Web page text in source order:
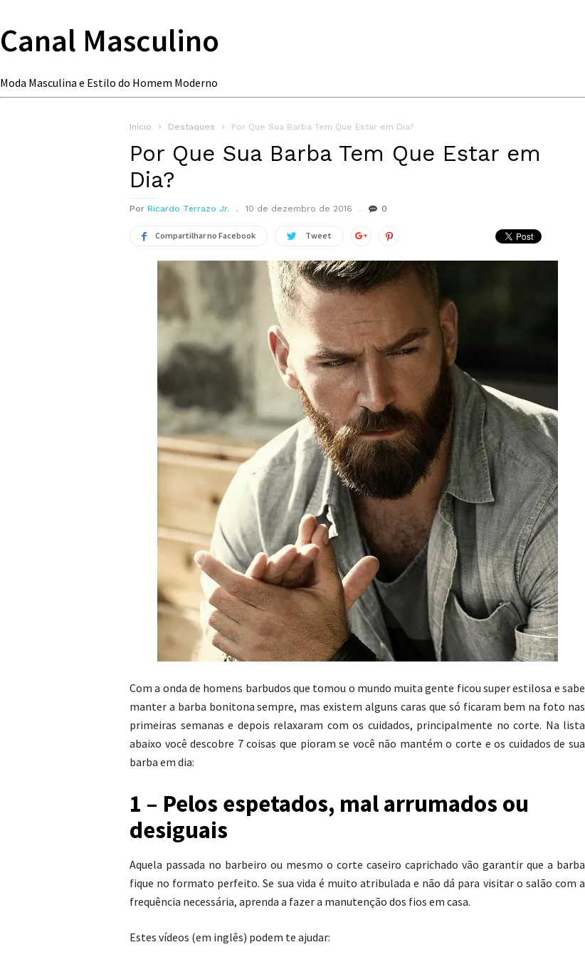
Canal Masculino
Moda Masculina e Estilo do Homem Moderno
Início Destaques Por Que Sua Barba Tem Que Estar em Dia?
Por Que Sua Barba Tem Que Estar em
Dia?
Por Ricardo Terrazo Jr. 10 de dezembro de 2016 0
Compartilhar no Facebook Tweet
Com a onda de homens barbudos que tomou o mundo muita gente ficou super estilosa e sabe
manter a barba bonitona sempre, mas existem alguns caras que só ficaram bem na foto nas
primeiras semanas e depois relaxaram com os cuidados, principalmente no corte. Na lista
abaixo você descobre 7 coisas que pioram se você não mantém o corte e os cuidados de sua
barba em dia:
1 – Pelos espetados, mal arrumados ou
desiguais
Aquela passada no barbeiro ou mesmo o corte caseiro caprichado vão garantir que a barba
fique no formato perfeito. Se sua vida é muito atribulada e não dá para visitar o salão com a
frequência necessária, aprenda a fazer a manutenção dos fios em casa.
Estes vídeos (em inglês) podem te ajudar: